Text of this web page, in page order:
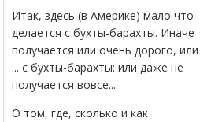
Итак, здесь (в Америке) мало что
делается с бухты-барахты. Иначе
получается или очень дорого, или
... с бухты-барахты: или даже не
получается вовсе...
О том, где, сколько и как